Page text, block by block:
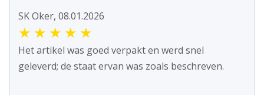
SK Oker, 08.01.2026
★ ★ ★ ★ ★
Het artikel was goed verpakt en werd snel
geleverd; de staat ervan was zoals beschreven.